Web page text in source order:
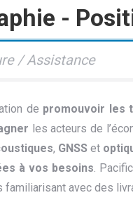
-
/ Assistance
de promouvoir les
les acteurs de
, GNSS et
à vos besoins.
familiarisant avec des